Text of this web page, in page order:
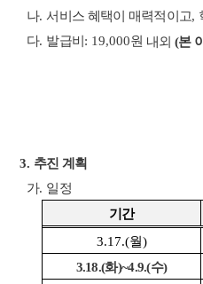
나.서비스 혜택이 매력적이고,
다. 발급비: 19,000원 내외 (본
3. 추진 계획
가. 일정
기간
3.17.(월)
3.18.(화)~4.9.(수)